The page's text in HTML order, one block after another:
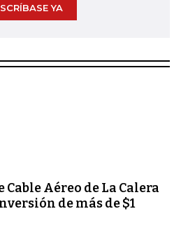
YA
Cable Aéreo de La Calera
de más de $1